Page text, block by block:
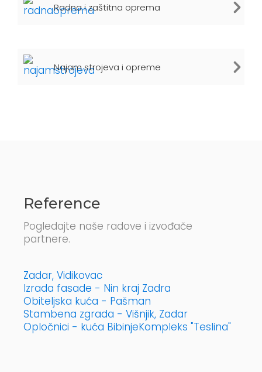
Radna i zaštitna oprema
Najam strojeva i opreme
Reference
Pogledajte naše radove i izvođače
partnere.
Zadar, Vidikovac
Izrada fasade - Nin kraj Zadra
Obiteljska kuća - Pašman
Stambena zgrada - Višnjik, Zadar
Opločnici - kuća BibinjeKompleks "Teslina"